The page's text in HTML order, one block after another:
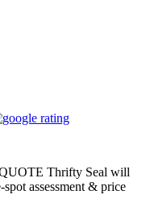
Thrifty Seal will
assessment & price